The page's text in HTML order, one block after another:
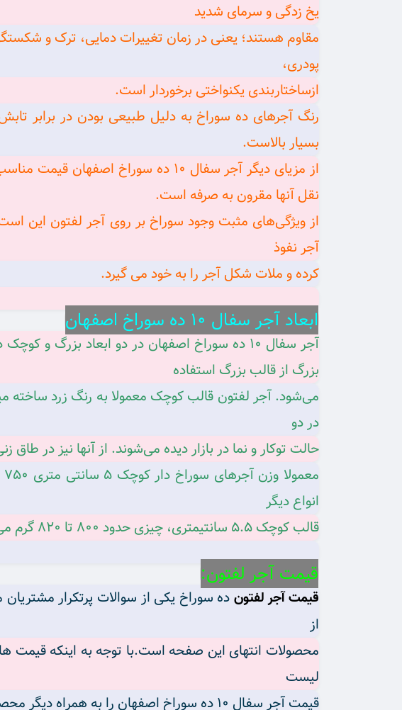
یخ‌ زدگی و سرمای شدید
مقاوم هستند؛ یعنی در زمان تغییرات دمایی، ترک و
پودری،
ازساختاربندی یکنواختی برخوردار است.
رنگ آجرهای ده سوراخ به دلیل طبیعی بودن در برابر
بسیار بالاست.
از مزیای دیگر آجر سفال ۱۰ ده
نقل آنها مقرون به ‌صرفه است.
از ویژگی‌های مثبت وجود سوراخ بر روی آجر لفتون این
آجر نفوذ
کرده و ملات شکل آجر را به خود می گیرد.
ابعاد آجر سفال ۱۰ ده سوراخ اصفهان
آجر سفال ۱۰ ده سوراخ اصفهان در دو ابعاد بزرگ
بزرگ از قالب بزرگ استفاده
می‌شود. آجر لفتون قالب کوچک معمولا به رنگ زرد ساخته
در دو
حالت توکار و نما در بازار دیده می‌شوند. از آنها نیز در
انواع دیگر
قالب کوچک 5.5 سانتیمتری، چیزی حدود 800 تا 820 گرم می‌باشد.
قیمت آجر لفتون:
قیمت آجر لفتون ده سوراخ یکی از سوالات پرتکرار
از
محصولات انتهای این صفحه است.با توجه به اینکه قیمت
لیست
قیمت آجر سفال ۱۰ ده سوراخ اصفهان را به همراه دیگر محصولات آجر و آجر نما ازفروشگاه اجرببینید.